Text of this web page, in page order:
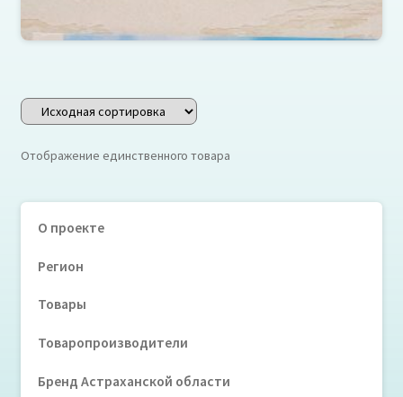
Отображение единственного товара
О проекте
Регион
Товары
Товаропроизводители
Бренд Астраханской области